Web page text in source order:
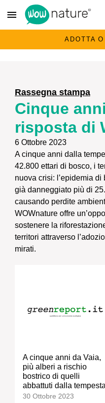
menu
ADOTTA
Rassegna stampa
Cinque
risposta di
6 Ottobre 2023
A cinque anni dalla
42.800 ettari di bosco, i
nuova crisi: l’epidemia
già danneggiato più di
causando perdite
WOWnature offre
sostenere la
territori attraverso
mirati.
A cinque anni da Vaia,
più alberi a rischio
bostrico di quelli
abbattuti dalla tempesta
30 Ottobre 2023